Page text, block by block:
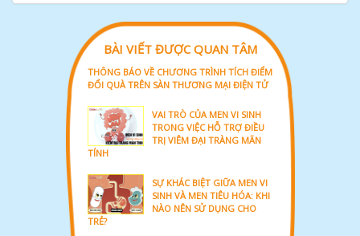
BÀI VIẾT ĐƯỢC QUAN TÂM
THÔNG BÁO VỀ CHƯƠNG TRÌNH TÍCH ĐIỂM
ĐỔI QUÀ TRÊN SÀN THƯƠNG MẠI ĐIỆN TỬ
VAI TRÒ CỦA MEN VI SINH
TRONG VIỆC HỖ TRỢ ĐIỀU
TRỊ VIÊM ĐẠI TRÀNG MÃN
TÍNH
SỰ KHÁC BIỆT GIỮA MEN VI
SINH VÀ MEN TIÊU HÓA: KHI
NÀO NÊN SỬ DỤNG CHO
TRẺ?